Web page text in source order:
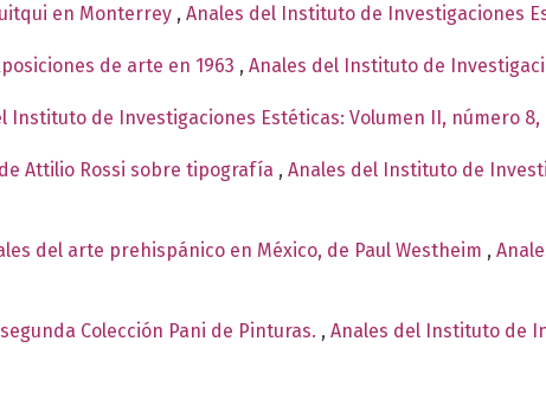
en Monterrey , Anales del Instituto de Investigaciones
de arte en 1963 , Anales del Instituto de
Instituto de Investigaciones Estéticas: Volumen II, número 8,
Attilio Rossi sobre tipografía , Anales del Instituto de
del arte prehispánico en México, de Paul Westheim ,
Colección Pani de Pinturas. , Anales del Instituto de